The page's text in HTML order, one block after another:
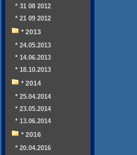
* 31 08 2012
* 21 09 2012
* 2013
* 24.05.2013
* 14.06.2013
* 18.10.2013
* 2014
* 25.04.2014
* 23.05.2014
* 13.06.2014
* 2016
* 20.04.2016